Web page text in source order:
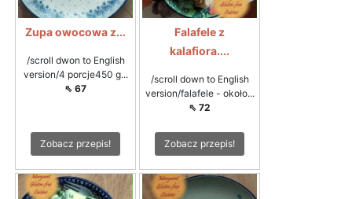
Zupa owocowa z...
/scroll dwon to English
version/4 porcje450 g...
⇖ 67
Zobacz przepis!
Falafele z
kalafiora....
/scroll down to English
version/falafele - około...
⇖ 72
Zobacz przepis!